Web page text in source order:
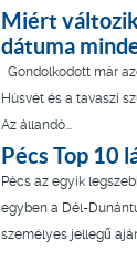
Miért
dátuma
Gondolkodott már
Húsvét és a tavaszi
Az állandó...
Pécs Top 10
Pécs az egyik
egyben a Dél-
személyes jellegű